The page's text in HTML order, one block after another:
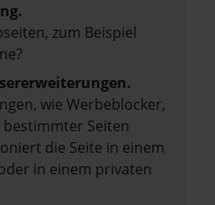
zum Beispiel
wie Werbeblocker,
Seiten
die Seite in einem
in einem privaten